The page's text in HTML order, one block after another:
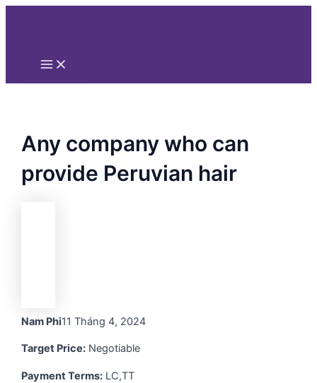
Nhảy
Main
Any company who can
provide Peruvian hair
Nam Phi11 Tháng 4, 2024
Target Price: Negotiable
Payment Terms: LC,TT